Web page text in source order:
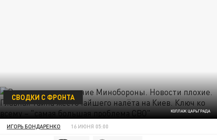
КОЛЛАЖ ЦАРЬГРАДА
СВОДКИ С ФРОНТА
ИГОРЬ БОНДАРЕНКО 16 ИЮНЯ 05:00